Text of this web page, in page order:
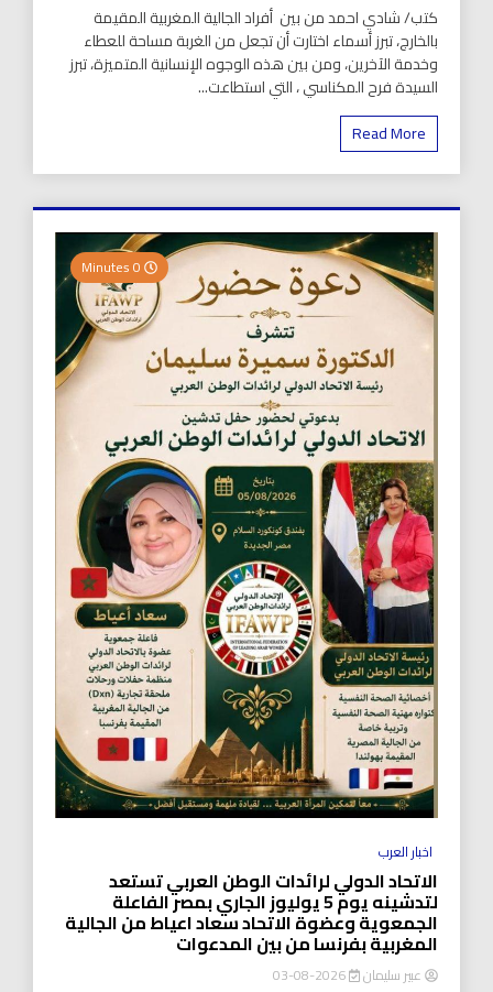
كتب/ شادي احمد من بين أفراد الجالية المغربية المقيمة
بالخارج، تبرز أسماء اختارت أن تجعل من الغربة مساحة للعطاء
وخدمة الآخرين، ومن بين هذه الوجوه الإنسانية المتميزة، تبرز
السيدة فرح المكناسي ، التي استطاعت...
Read More
اخبار العرب
الاتحاد الدولي لرائدات الوطن العربي تستعد
لتدشينه يوم 5 يوليوز الجاري بمصر الفاعلة
الجمعوية وعضوة الاتحاد سعاد اعياط من الجالية
المغربية بفرنسا من بين المدعوات
عبير سليمان 2026-08-03